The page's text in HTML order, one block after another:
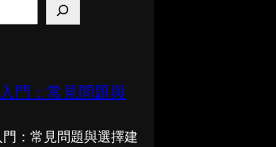
門：常見問題與
：常見問題與選擇建